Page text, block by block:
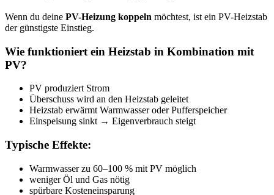
Wenn du deine PV-Heizung koppeln möchtest, ist ein PV-Heizstab
der günstigste Einstieg.
Wie funktioniert ein Heizstab in Kombination mit
PV?
PV produziert Strom
Überschuss wird an den Heizstab geleitet
Heizstab erwärmt Warmwasser oder Pufferspeicher
Einspeisung sinkt → Eigenverbrauch steigt
Typische Effekte:
Warmwasser zu 60–100 % mit PV möglich
weniger Öl und Gas nötig
spürbare Kosteneinsparung